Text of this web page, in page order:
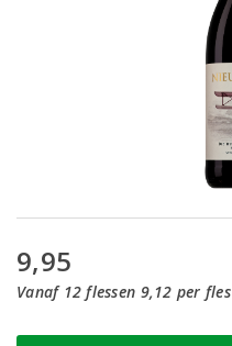
9,95
Vanaf 12 flessen 9,12 per fles